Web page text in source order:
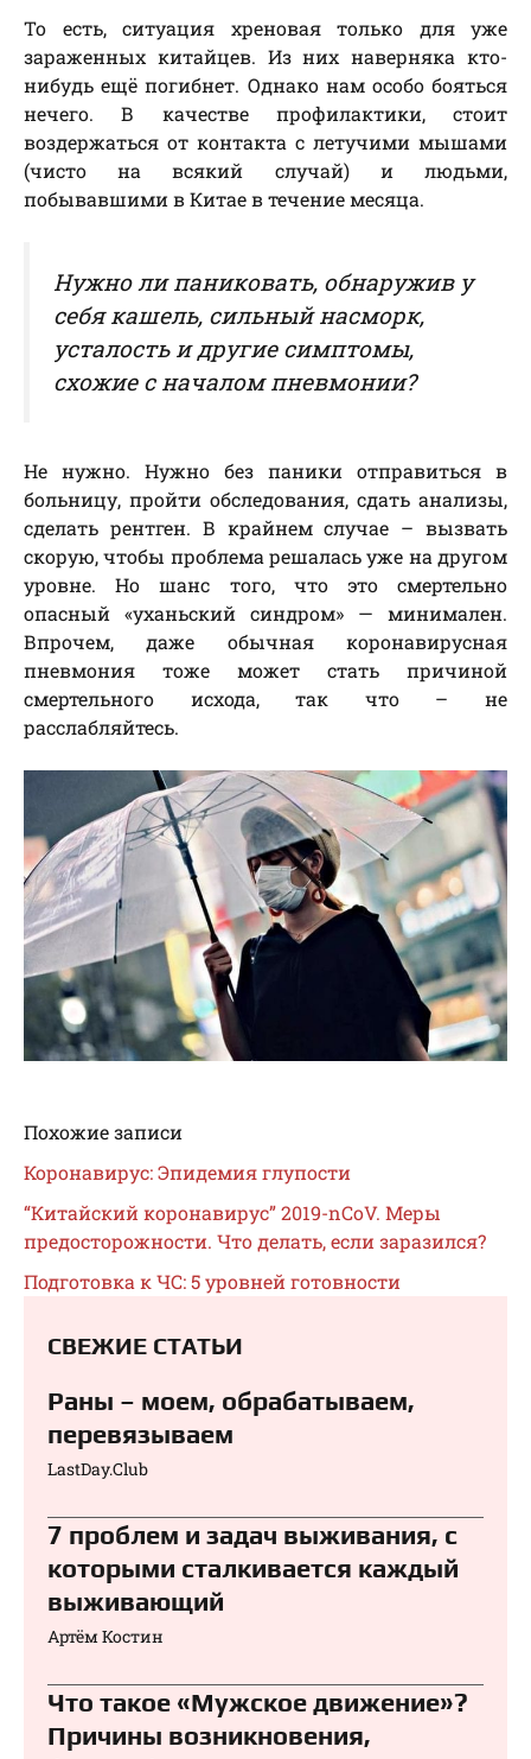
То есть, ситуация хреновая только для уже
зараженных китайцев. Из них наверняка кто-
нибудь ещё погибнет. Однако нам особо бояться
нечего. В качестве профилактики, стоит
воздержаться от контакта с летучими мышами
(чисто на всякий случай) и людьми,
побывавшими в Китае в течение месяца.
Нужно ли паниковать, обнаружив у
себя кашель, сильный насморк,
усталость и другие симптомы,
схожие с началом пневмонии?
Не нужно. Нужно без паники отправиться в
больницу, пройти обследования, сдать анализы,
сделать рентген. В крайнем случае – вызвать
скорую, чтобы проблема решалась уже на другом
уровне. Но шанс того, что это смертельно
опасный «уханьский синдром» — минимален.
Впрочем, даже обычная коронавирусная
пневмония тоже может стать причиной
смертельного исхода, так что – не
расслабляйтесь.
Похожие записи
Коронавирус: Эпидемия глупости
“Китайский коронавирус” 2019-nCoV. Меры
предосторожности. Что делать, если заразился?
Подготовка к ЧС: 5 уровней готовности
СВЕЖИЕ СТАТЬИ
Раны – моем, обрабатываем,
перевязываем⁠⁠
LastDay.Club
7 проблем и задач выживания, с
которыми сталкивается каждый
выживающий
Артём Костин
Что такое «Мужское движение»?
Причины возникновения,